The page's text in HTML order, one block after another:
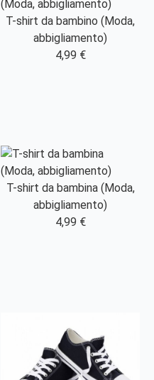
T-shirt da bambino (Moda,
abbigliamento)
4,99 €
T-shirt da bambina (Moda,
abbigliamento)
4,99 €